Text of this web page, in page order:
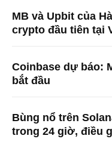
MB và Upbit của
crypto đầu tiên tại
Coinbase dự báo:
bắt đầu
Bùng nổ trên
trong 24 giờ, điều